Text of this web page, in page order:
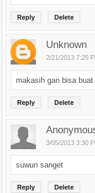
Reply Delete
Unknown
2/21/2013 7:25
makasih gan bisa buat
Reply Delete
3/05/2013 3:30
suwun sanget
Reply Delete